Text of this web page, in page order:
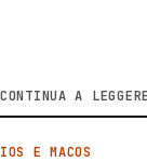
CONTINUA A LEGGERE
IOS E MACOS